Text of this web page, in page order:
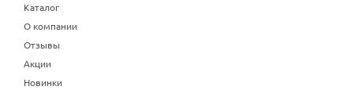
Каталог
О компании
Отзывы
Акции
Новинки